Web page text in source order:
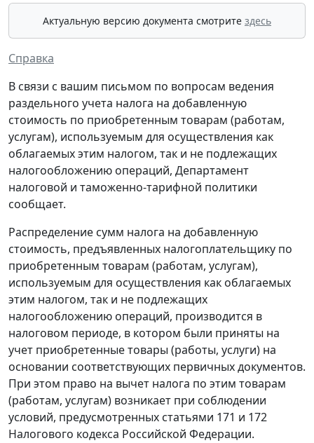
Актуальную версию документа смотрите здесь
Справка
В связи с вашим письмом по вопросам ведения
раздельного учета налога на добавленную
стоимость по приобретенным товарам (работам,
услугам), используемым для осуществления как
облагаемых этим налогом, так и не подлежащих
налогообложению операций, Департамент
налоговой и таможенно-тарифной политики
сообщает.
Распределение сумм налога на добавленную
стоимость, предъявленных налогоплательщику по
приобретенным товарам (работам, услугам),
используемым для осуществления как облагаемых
этим налогом, так и не подлежащих
налогообложению операций, производится в
налоговом периоде, в котором были приняты на
учет приобретенные товары (работы, услуги) на
основании соответствующих первичных документов.
При этом право на вычет налога по этим товарам
(работам, услугам) возникает при соблюдении
условий, предусмотренных статьями 171 и 172
Налогового кодекса Российской Федерации.